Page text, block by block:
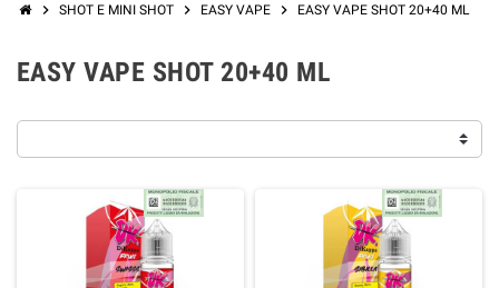
chevron_right SHOT E MINI SHOT chevron_right EASY VAPE chevron_right EASY VAPE SHOT 20+40 ML
EASY VAPE SHOT 20+40 ML